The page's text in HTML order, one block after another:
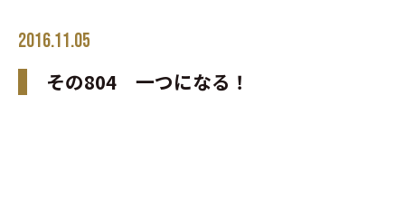
2016.11.05
その804 一つになる！